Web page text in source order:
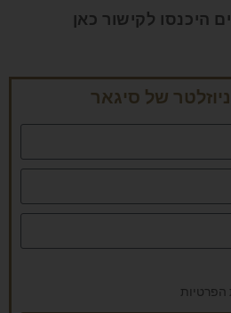
היכנסו לקישור כאן
של סיגאר
הפרטיות